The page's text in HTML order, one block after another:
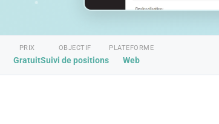
PRIX
Gratuit
OBJECTIF
Suivi de positions
PLATEFORME
Web